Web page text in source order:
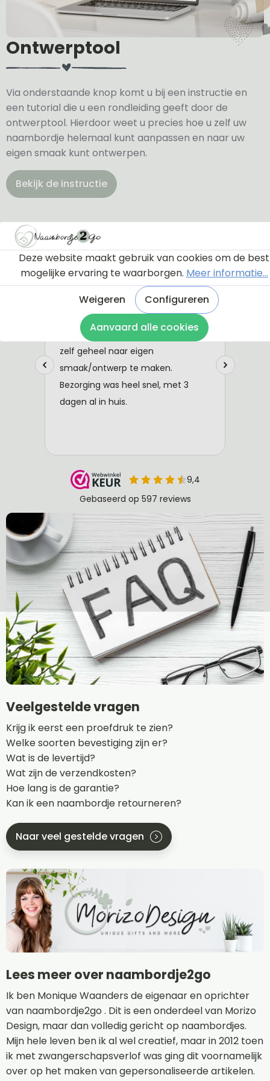
Ontwerptool
Via onderstaande knop komt u bij een instructie en
een tutorial die u een rondleiding geeft door de
ontwerptool. Hierdoor weet u precies hoe u zelf uw
naambordje helemaal kunt aanpassen en naar uw
eigen smaak kunt ontwerpen.
Bekijk de instructie
Veelgestelde vragen
Krijg ik eerst een proefdruk te zien?
Welke soorten bevestiging zijn er?
Wat is de levertijd?
Wat zijn de verzendkosten?
Hoe lang is de garantie?
Kan ik een naambordje retourneren?
Naar veel gestelde vragen
Lees meer over naambordje2go
Ik ben Monique Waanders de eigenaar en oprichter
van naambordje2go . Dit is een onderdeel van Morizo
Design, maar dan volledig gericht op naambordjes.
Mijn hele leven ben ik al wel creatief, maar in 2012 toen
ik met zwangerschapsverlof was ging dit voornamelijk
over op het maken van gepersonaliseerde artikelen.
Deze website maakt gebruik van cookies om de best
mogelijke ervaring te waarborgen. Meer informatie...
Weigeren
Configureren
Aanvaard alle cookies